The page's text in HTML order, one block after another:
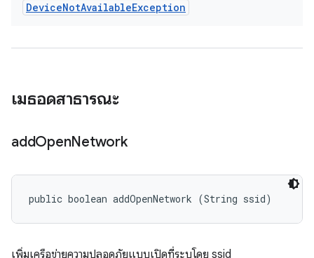
DeviceNotAvailableException
เมธอดสาธารณะ
addOpenNetwork
public boolean addOpenNetwork (String ssid)
เพิ่มเครือข่ายความปลอดภัยแบบเปิดที่ระบุโดย ssid